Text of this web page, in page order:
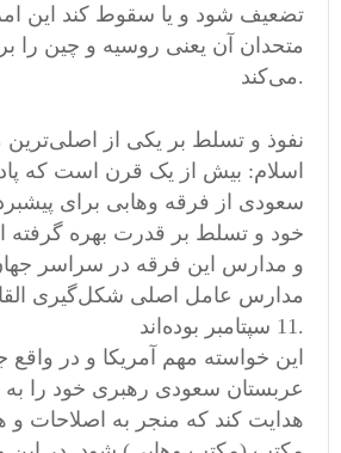
تضعیف شود و یا سقوط کند این
متحدان آن یعنی روسیه و چین را
می‌کند.
اسلام: بیش از یک قرن است که
سعودی از فرقه وهابی برای
خود و تسلط بر قدرت بهره گرفته
و مدارس این فرقه در سراسر
مدارس عامل اصلی شکل‌گیری
11 سپتامبر بوده‌اند.
این خواسته مهم آمریکا و در
عربستان سعودی رهبری خود را به
هدایت کند که منجر به اصلاحات و